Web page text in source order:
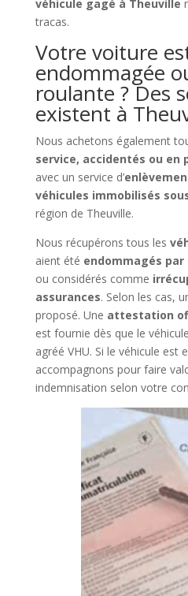
véhicule gagé à Theuville
tracas.
Votre voiture
endommagée
roulante ? Des
existent à
Nous achetons également
service, accidentés ou en
avec un service d’
véhicules immobilisés
région de Theuville.
Nous récupérons tous les
aient été endommagés par
ou considérés comme
assurances. Selon les cas,
proposé. Une attestation
est fournie dès que le
agréé VHU. Si le véhicule est
accompagnons pour faire
indemnisation selon votre